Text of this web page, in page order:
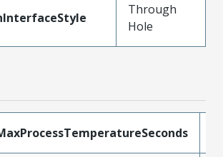
Through
Hole